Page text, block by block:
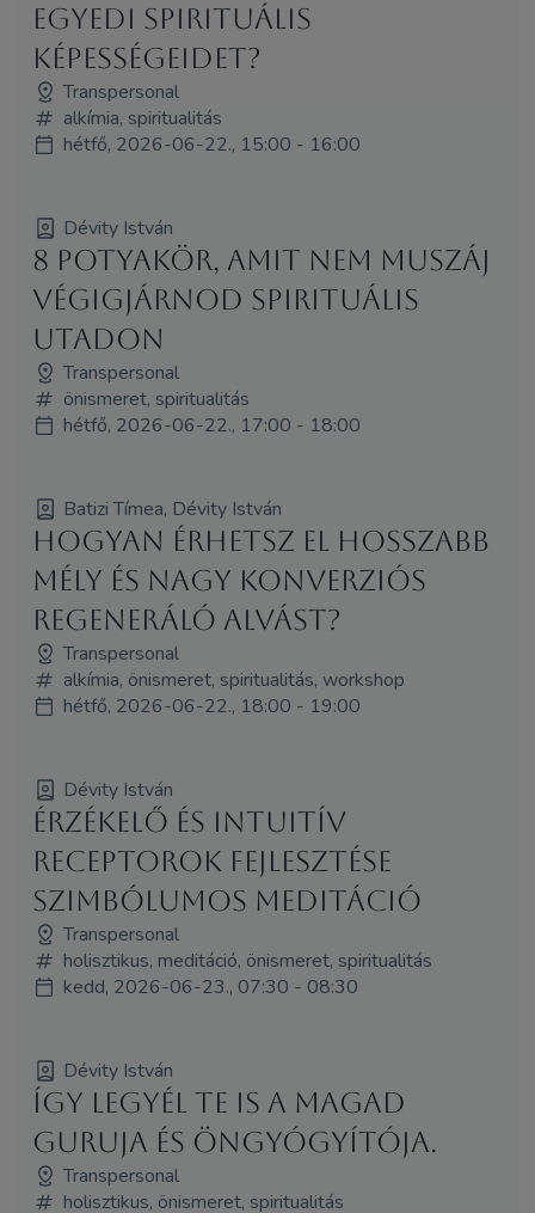
egyedi spirituális
képességeidet?
Transpersonal
alkímia, spiritualitás
hétfő, 2026-06-22., 15:00 - 16:00
Dévity István
8 potyakör, amit nem muszáj
végigjárnod spirituális
utadon
Transpersonal
önismeret, spiritualitás
hétfő, 2026-06-22., 17:00 - 18:00
Batizi Tímea, Dévity István
Hogyan érhetsz el hosszabb
mély és nagy konverziós
regeneráló alvást?
Transpersonal
alkímia, önismeret, spiritualitás, workshop
hétfő, 2026-06-22., 18:00 - 19:00
Dévity István
Érzékelő és intuitív
receptorok fejlesztése
szimbólumos meditáció
Transpersonal
holisztikus, meditáció, önismeret, spiritualitás
kedd, 2026-06-23., 07:30 - 08:30
Dévity István
Így legyél Te is a magad
guruja és öngyógyítója.
Transpersonal
holisztikus, önismeret, spiritualitás